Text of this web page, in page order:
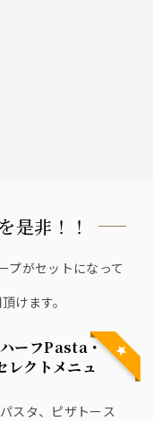
是非！！
けます。
クトメニュ
スタ、ピザトース